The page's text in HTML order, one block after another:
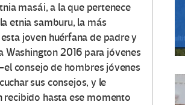
masái, a la que pertenece
etnia samburu, la más
joven huérfana de padre y
Washington 2016 para jóvenes
consejo de hombres jóvenes
sus consejos, y le
recibido hasta ese momento